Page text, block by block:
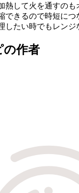
熱して火を通すの
できるので時短に
したい時でもレンジ
の作者